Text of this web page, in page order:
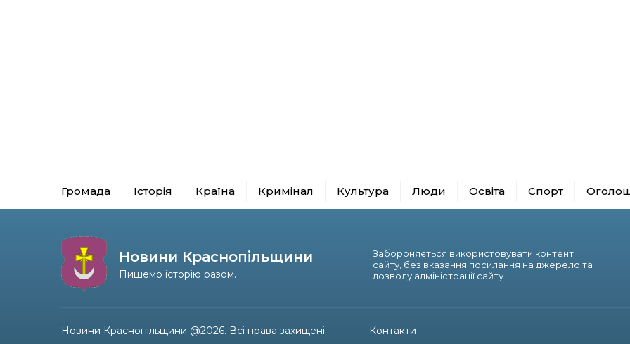
Громада Історія Країна Кримінал Культура Люди Освіта Спорт
Новини Краснопільщини
Пишемо історію разом.
Забороняється використовувати контент
сайту, без вказання посилання на джерело та
дозволу адміністрації сайту.
Новини Краснопільщини @2026. Всі права захищені. Контакти